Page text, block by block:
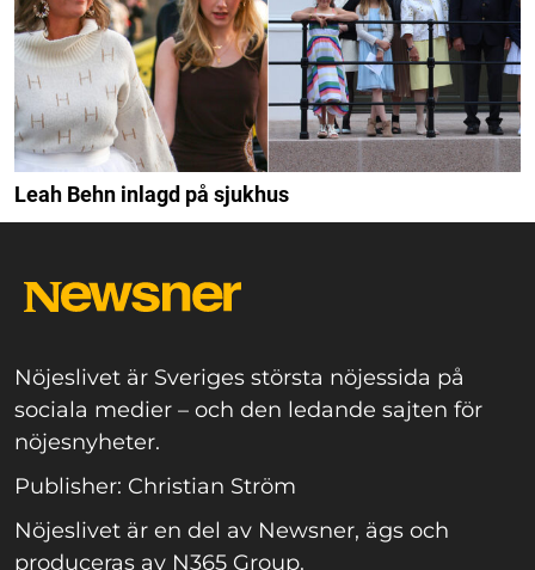
Leah Behn inlagd på sjukhus
Nöjeslivet är Sveriges största nöjessida på
sociala medier – och den ledande sajten för
nöjesnyheter.
Publisher: Christian Ström
Nöjeslivet är en del av Newsner, ägs och
produceras av N365 Group.